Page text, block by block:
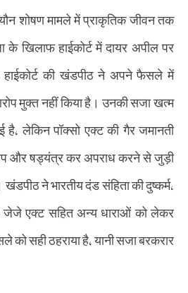
शोषण मामले में प्राकृतिक जीवन तक
खिलाफ हाईकोर्ट में दायर अपील पर
की खंडपीठ ने अपने फैसले में
मुक्त नहीं किया है। उनकी सजा खत्म
लेकिन पॉक्सो एक्ट की गैर जमानती
और षड्यंत्र कर अपराध करने से जुड़ी
खंडपीठ ने भारतीय दंड संहिता की दुष्कर्म,
जेजे एक्ट सहित अन्य धाराओं को लेकर
को सही ठहराया है, यानी सजा बरकरार